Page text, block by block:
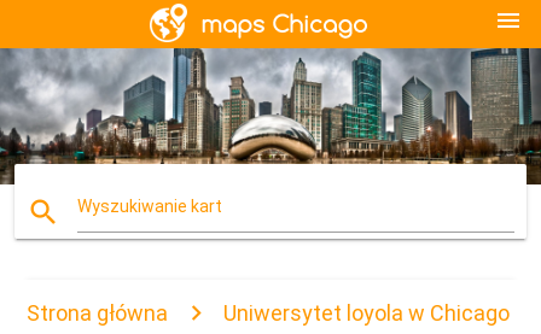
menu
search Wyszukiwanie kart
Strona główna Uniwersytet loyola w Chicago